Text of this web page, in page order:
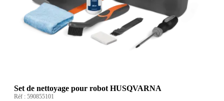
Set de nettoyage pour robot HUSQVARNA
Réf : 590855101